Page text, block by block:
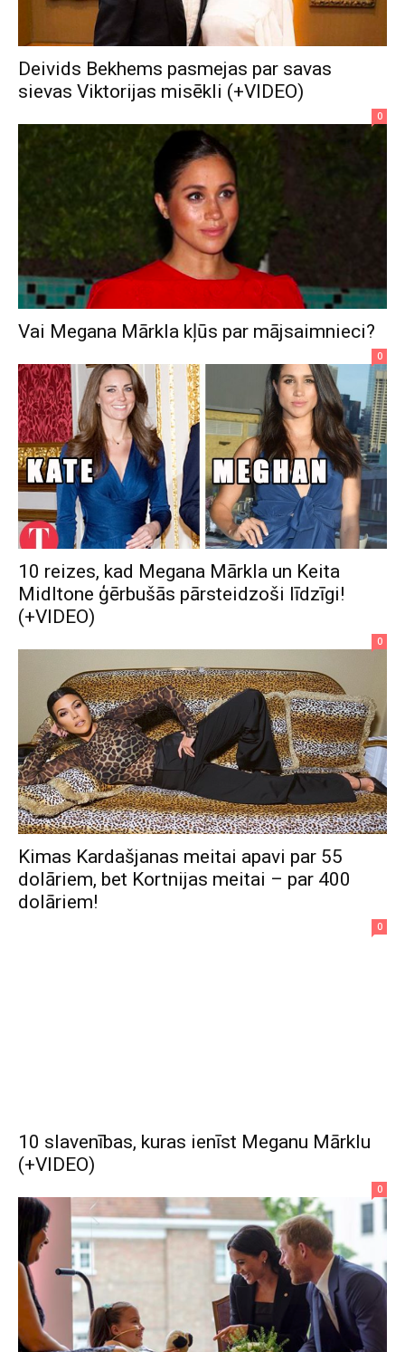
Deivids Bekhems pasmejas par savas
sievas Viktorijas misēkli (+VIDEO)
0
Vai Megana Mārkla kļūs par mājsaimnieci?
0
10 reizes, kad Megana Mārkla un Keita
Midltone ģērbušās pārsteidzoši līdzīgi!
(+VIDEO)
0
Kimas Kardašjanas meitai apavi par 55
dolāriem, bet Kortnijas meitai – par 400
dolāriem!
0
10 slavenības, kuras ienīst Meganu Mārklu
(+VIDEO)
0